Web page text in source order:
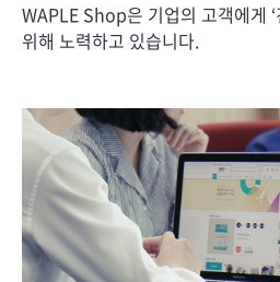
WAPLE Shop은 기업의 고객에게
위해 노력하고 있습니다.